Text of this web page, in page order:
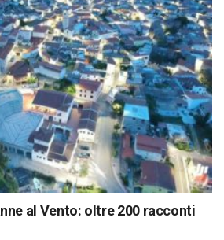
al Vento: oltre 200 racconti